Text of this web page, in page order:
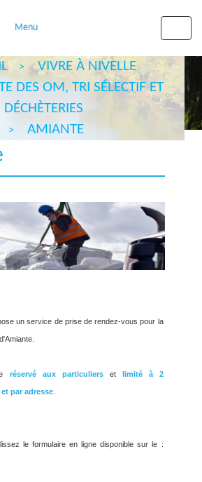
Menu
VIVRE À NIVELLE
DES OM, TRI SÉLECTIF ET
DÉCHÈTERIES
AMIANTE
un service de prise de rendez-vous pour la
réservé aux particulierset limité à 2
par adresse
le formulaire en ligne disponible sur le :